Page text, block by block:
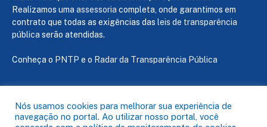
Realizamos uma assessoria completa, onde garantimos em
contrato que todas as exigências das leis de transparência
pública serão atendidas.
Conheça o PNTP e o Radar da Transparência Pública
Todos os direitos reservados a Câmara de Capanema
Nós usamos cookies para melhorar sua experiência de
navegação no portal. Ao utilizar nosso portal, você